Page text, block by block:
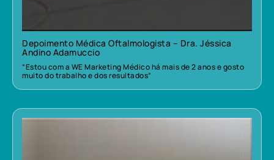
Depoimento Médica Oftalmologista – Dra. Jéssica
Andino Adamuccio
“Estou com a WE Marketing Médico há mais de 2 anos e gosto
muito do trabalho e dos resultados”